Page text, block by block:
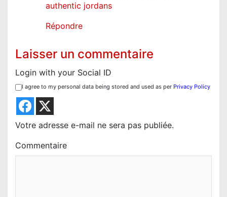
authentic jordans
Répondre
Laisser un commentaire
Login with your Social ID
I agree to my personal data being stored and used as per Privacy Policy
Votre adresse e-mail ne sera pas publiée.
Commentaire